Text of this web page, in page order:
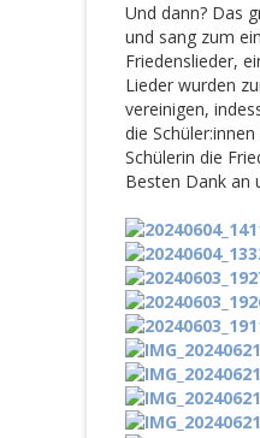
Und dann? Das
und sang zum
Friedenslieder,
Lieder wurden
vereinigen,
die
Schülerin die
Besten Dank an